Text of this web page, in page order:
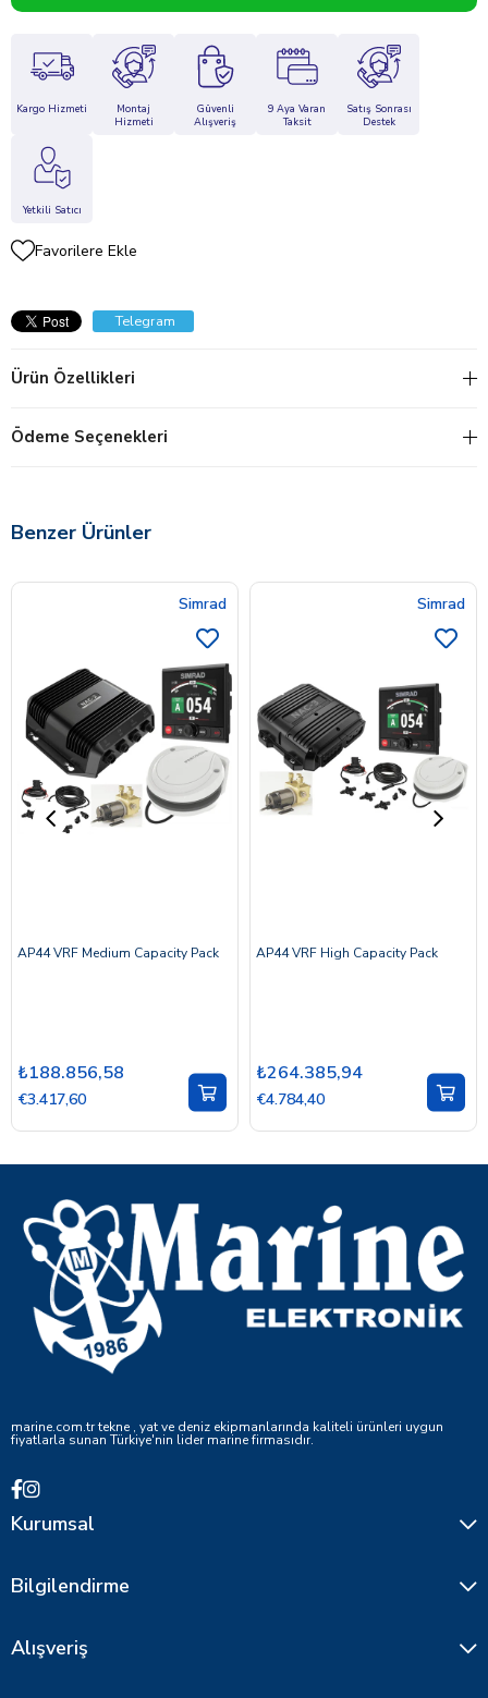
Kargo Hizmeti
Montaj
Hizmeti
Güvenli
Alışveriş
9 Aya Varan
Taksit
Satış Sonrası
Destek
Yetkili Satıcı
Favorilere Ekle
Telegram
Ürün Özellikleri
Ödeme Seçenekleri
Benzer Ürünler
Simrad
AP44 VRF Medium Capacity Pack
₺188.856,58
€3.417,60
Simrad
AP44 VRF High Capacity Pack
₺264.385,94
€4.784,40
marine.com.tr tekne , yat ve deniz ekipmanlarında kaliteli ürünleri uygun
fiyatlarla sunan Türkiye'nin lider marine firmasıdır.
Kurumsal
Bilgilendirme
Alışveriş